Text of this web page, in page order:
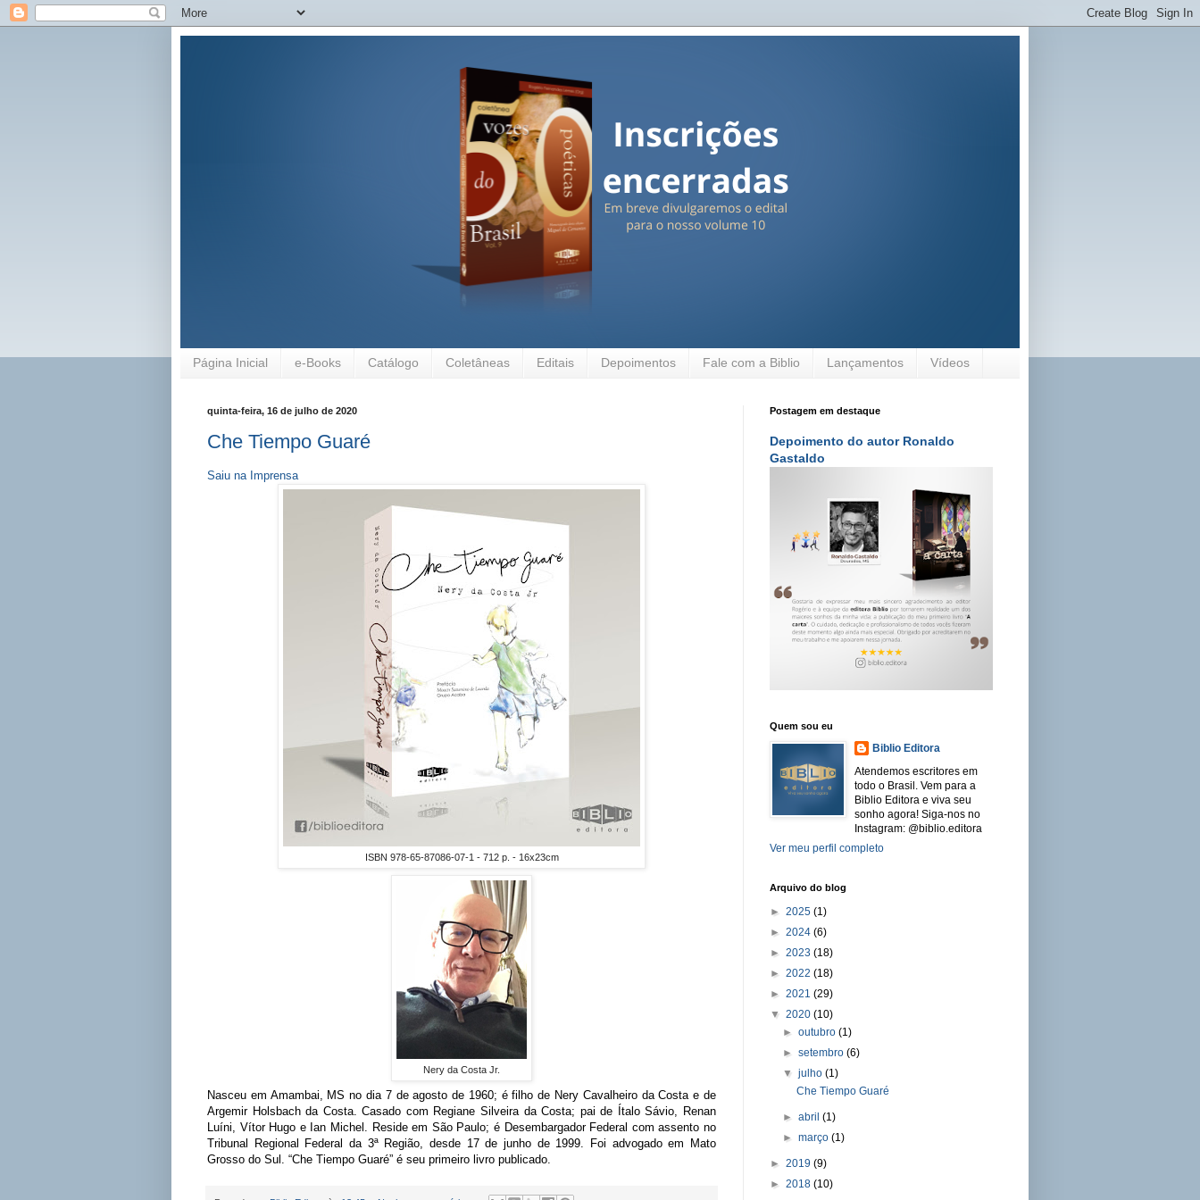
Página Inicial e-Books Catálogo Coletâneas Editais Depoimentos Fale com a Biblio Lançamentos Vídeos
quinta-feira, 16 de julho de 2020
Che Tiempo Guaré
Saiu na Imprensa
ISBN 978-65-87086-07-1 - 712 p. - 16x23cm
Nery da Costa Jr.
Nasceu em Amambai, MS no dia 7 de agosto de 1960; é filho de Nery Cavalheiro da Costa e de
Argemir Holsbach da Costa. Casado com Regiane Silveira da Costa; pai de Ítalo Sávio, Renan
Luíni, Vítor Hugo e Ian Michel. Reside em São Paulo; é Desembargador Federal com assento no
Tribunal Regional Federal da 3ª Região, desde 17 de junho de 1999. Foi advogado em Mato
Grosso do Sul. “Che Tiempo Guaré” é seu primeiro livro publicado.
Postagem em destaque
Depoimento do autor Ronaldo
Gastaldo
Quem sou eu
Biblio Editora
Atendemos escritores em
todo o Brasil. Vem para a
Biblio Editora e viva seu
sonho agora! Siga-nos no
Instagram: @biblio.editora
Ver meu perfil completo
Arquivo do blog
► 2025 (1)
► 2024 (6)
► 2023 (18)
► 2022 (18)
► 2021 (29)
▼ 2020 (10)
►outubro(1)
►setembro(6)
▼julho(1)
Che Tiempo Guaré
►abril(1)
►março(1)
► 2019 (9)
► 2018 (10)